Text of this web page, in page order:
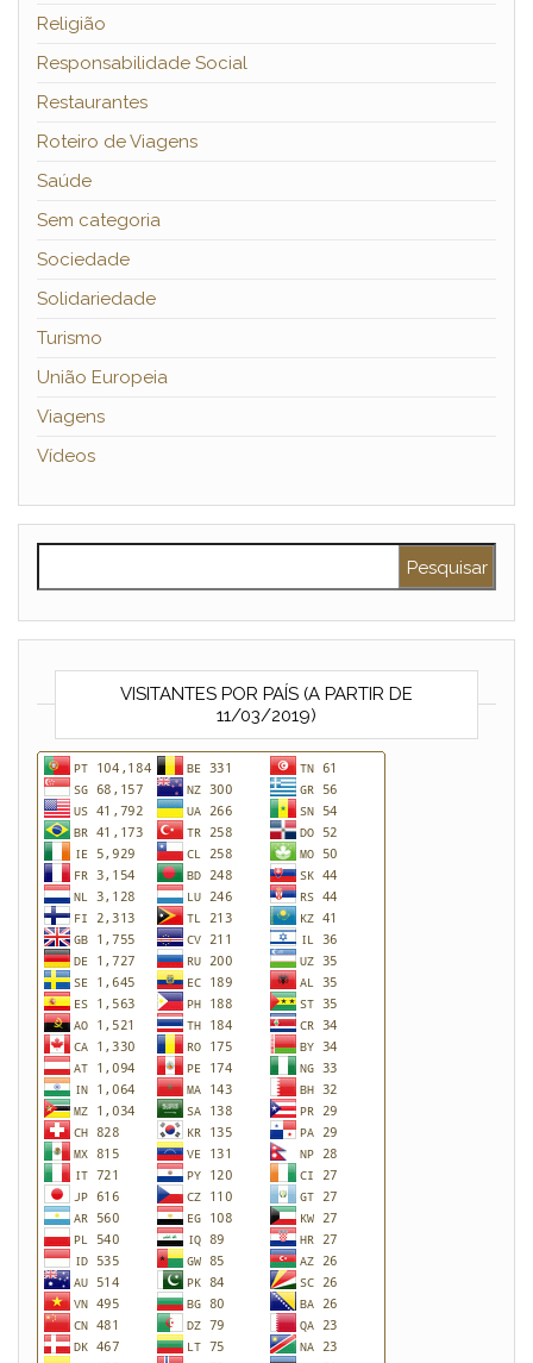
Religião
Responsabilidade Social
Restaurantes
Roteiro de Viagens
Saúde
Sem categoria
Sociedade
Solidariedade
Turismo
União Europeia
Viagens
Vídeos
VISITANTES POR PAÍS (A PARTIR DE
11/03/2019)